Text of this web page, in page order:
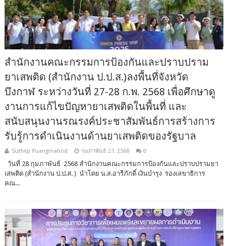
สำนักงานคณะกรรมการป้องกันและปราบปราม
ยาเสพติด (สำนักงาน ป.ป.ส.)ลงพื้นที่จังหวัด
บึงกาฬ ระหว่างวันที่ 27-28 ก.พ. 2568 เพื่อศึกษาดู
งานการแก้ไขปัญหายาเสพติดในพื้นที่ และ
สนับสนุนงานรณรงค์ประชาสัมพันธ์การสร้างการ
รับรู้การดำเนินงานด้านยาเสพติดของรัฐบาล
Suthep Puangmahod กุมภาพันธ์ 27, 2568 0
วันที่ 28 กุมภาพันธ์ 2568 สำนักงานคณะกรรมการป้องกันและปราบปรามยา
เสพติด (สำนักงาน ป.ป.ส. ) นำโดย น.ส.อารีภักดิ์ เงินบำรุง รองเลขาธิการ
คณ...